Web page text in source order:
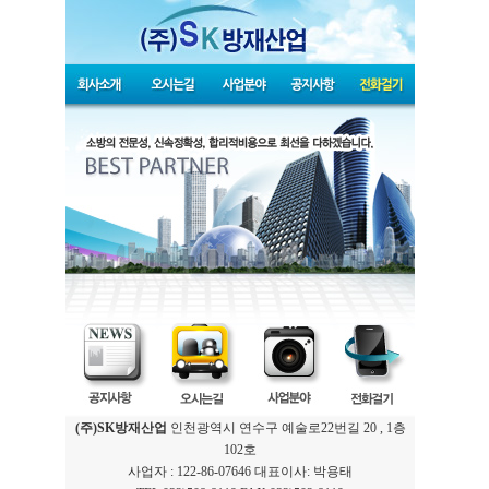
(주)SK방재산업 인천광역시 연수구 예술로22번길 20 , 1층
102호
사업자 : 122-86-07646 대표이사: 박용태